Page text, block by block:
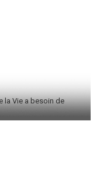
la Vie a besoin de